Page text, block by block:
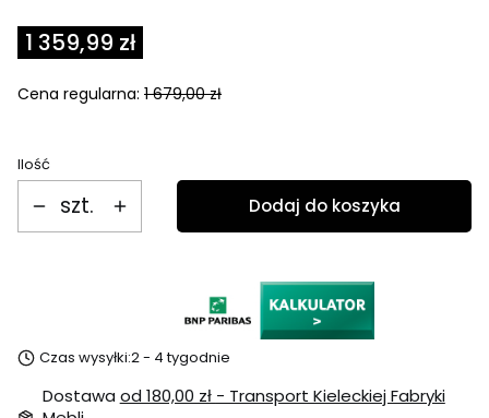
1 359,99 zł
Cena regularna: 1 679,00 zł
Ilość
szt. Dodaj do koszyka
Czas wysyłki:2 - 4 tygodnie
Dostawa od 180,00 zł - Transport Kieleckiej Fabryki